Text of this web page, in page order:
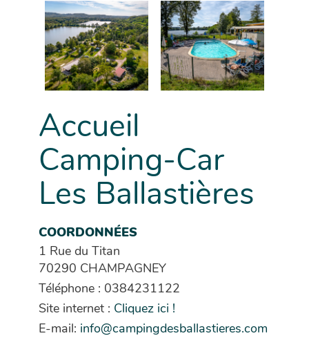
Accueil
Camping-Car
Les Ballastières
COORDONNÉES
1 Rue du Titan
70290 CHAMPAGNEY
Téléphone : 0384231122
Site internet : Cliquez ici !
E-mail: info@campingdesballastieres.com